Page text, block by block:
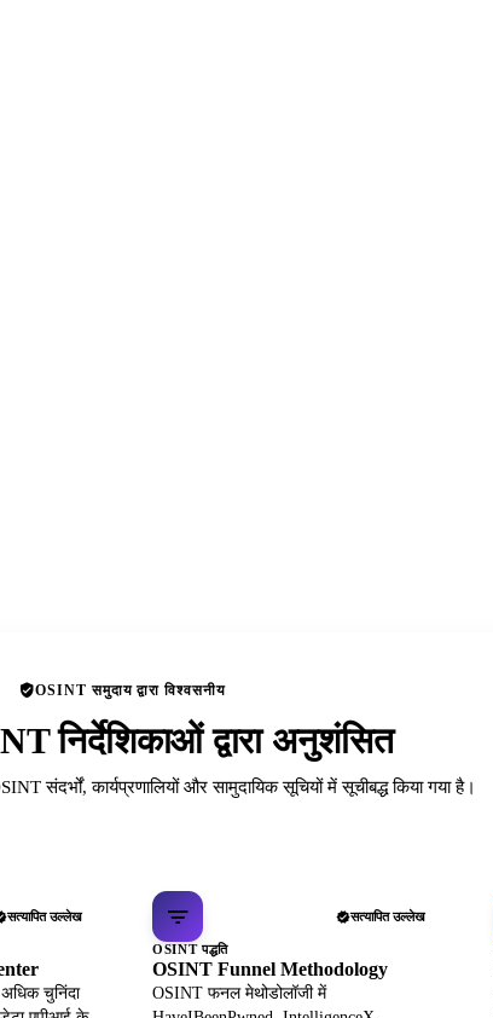
OSINT समुदाय द्वारा विश्वसनीय
निर्देशिकाओं द्वारा अनुशंसित
संदर्भों, कार्यप्रणालियों और सामुदायिक सूचियों में सूचीबद्ध किया गया है।
सत्यापित उल्लेख
चुनिंदा
सत्यापित उल्लेख
OSINT पद्धति
OSINT Funnel Methodology
OSINT फनल मेथोडोलॉजी में